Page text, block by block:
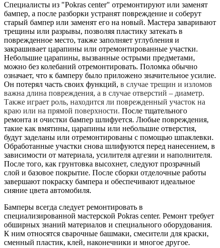
Специалисты из "Pokras center" отремонтируют или заменят
бампер, а после разборки устранят повреждение и соберут
старый бампер или заменят его на новый. Мастера заваривают
трещины или разрывы, позволяя пластику затекать в
поврежденное место, также заполняет углубления и
закрашивает царапины или отремонтированные участки.
Небольшие царапины, вызванные острыми предметами,
можно без колебаний отремонтировать. Поломка обычно
означает, что к бамперу было приложено значительное усилие.
Он потерял часть своих функций, в случае трещин и изломов
важна длина повреждения, а в случае отверстий – диаметр.
Также играет роль, находится ли поврежденный участок на
краю или на прямой поверхности. После тщательного
ремонта и очистки бампер шлифуется. Любые повреждения,
такие как вмятины, царапины или небольшие отверстия,
будут заделаны или отремонтированы с помощью шпаклевки.
Обработанные участки снова шлифуются перед нанесением, в
зависимости от материала, усилителя адгезии и наполнителя.
После того, как грунтовка высохнет, следуют прозрачный
слой и базовое покрытие. После сборки отделочные работы
завершают покраску бампера и обеспечивают идеальное
сияние цвета автомобиля.
Бамперы всегда следует ремонтировать в
специализированной мастерской Pokras center. Ремонт требует
обширных знаний материалов и специального оборудования.
К ним относятся сварочные башмаки, смесители для краски,
сменный пластик, клей, наконечники и многое другое.